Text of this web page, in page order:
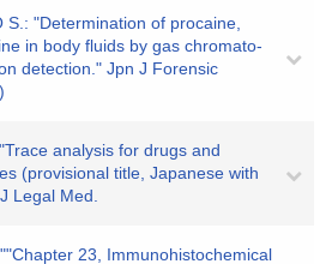
S.: "Determination of procaine,
in body fluids by gas chromato-
detection." Jpn J Forensic
analysis for drugs and
(provisional title, Japanese with
Legal Med.
23, Immunohistochemical